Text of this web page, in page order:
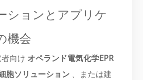
ションとアプリケ
機会
向け オペランド電気化学EPR
胞ソリューション 、または建